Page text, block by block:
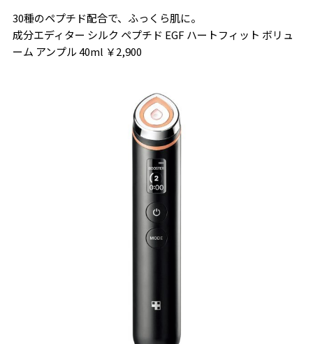
30種のペプチド配合で、ふっくら肌に。
成分エディター シルク ペプチド EGF ハートフィット ボリュ
ーム アンプル 40ml ￥2,900